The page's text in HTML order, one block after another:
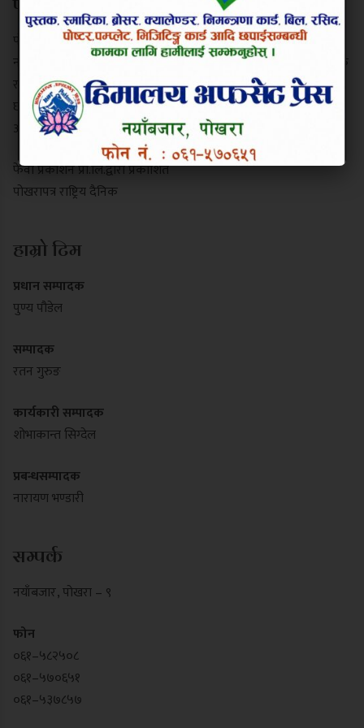
पोखरापत्र राष्ट्रिय दैनिक गण्डकी प्रदेशको एक प्रमुख समाचार माध्यम हो।
नयाँबजार, पोखरा-९ बाट प्रकाशित यो पत्रिकाले स्थानीय गतिविधि, प्रादेशिक
राजनीति, पर्यटन र राष्ट्रिय समाचार निष्पक्ष रूपमा सम्प्रेषण गर्दछ। यसले
छापा र डिजिटल पोर्टल दुवै माध्यमबाट आम नागरिकलाई सुसूचित गर्दै
आइरहेको छ।
फेवा प्रकाशन प्रा.लि.द्वारा प्रकाशित
पोखरापत्र राष्ट्रिय दैनिक
हाम्रो टिम
प्रधान सम्पादक
पुण्य पौडेल
सम्पादक
रतन गुरुङ
कार्यकारी सम्पादक
शोभाकान्त सिग्देल
प्रबन्धसम्पादक
नारायण भण्डारी
सम्पर्क
नयाँबजार , पोखरा – ९
फोन
०६१–५८२५०८
०६१–५७०६५१
०६१–५३७८५७